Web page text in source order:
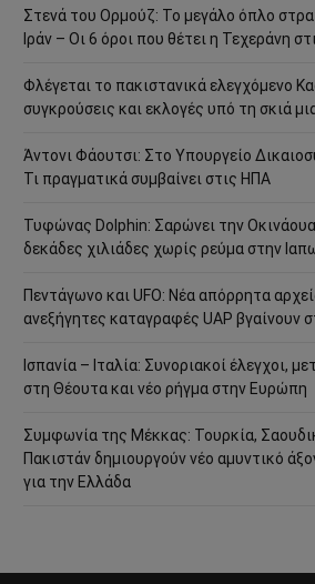
Στενά του Ορμούζ: Το μεγάλο όπλο
Ιράν – Οι 6 όροι που θέτει η Τεχεράνη
Φλέγεται το πακιστανικά ελεγχόμενο
συγκρούσεις και εκλογές υπό τη σκιά
Άντονι Φάουτσι: Στο Υπουργείο
Τι πραγματικά συμβαίνει στις ΗΠΑ
Τυφώνας Dolphin: Σαρώνει την
δεκάδες χιλιάδες χωρίς ρεύμα στην
Πεντάγωνο και UFO: Νέα απόρρητα
ανεξήγητες καταγραφές UAP βγαίνουν
Ισπανία – Ιταλία: Συνοριακοί έλεγχοι,
στη Θέουτα και νέο ρήγμα στην Ευρώπη
Συμφωνία της Μέκκας: Τουρκία,
Πακιστάν δημιουργούν νέο αμυντικό
για την Ελλάδα